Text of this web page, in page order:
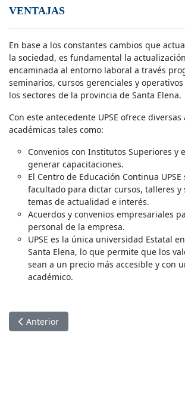
VENTAJAS
En base a los constantes cambios que
la sociedad, es fundamental la
encaminada al entorno laboral a través
seminarios, cursos gerenciales y
los sectores de la provincia de Santa Elena.
Con este antecedente UPSE ofrece
académicas tales como:
Convenios con Institutos Superiores y
generar capacitaciones.
El Centro de Educación Continua
facultado para dictar cursos, talleres y
temas de actualidad e interés.
Acuerdos y convenios empresariales
personal de la empresa.
UPSE es la única universidad Estatal
Santa Elena, lo que permite que los
sean a un precio más accesible y con
académico.
Artículo anterior: CONTACTOS DE
Anterior